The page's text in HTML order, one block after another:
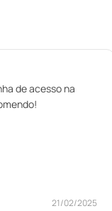
de acesso na
21/02/2025